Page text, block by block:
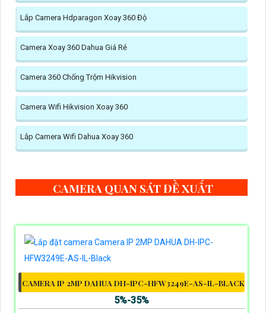
Lắp Camera Hdparagon Xoay 360 Độ
Camera Xoay 360 Dahua Giá Rẻ
Camera 360 Chống Trộm Hikvision
Camera Wifi Hikvision Xoay 360
Lắp Camera Wifi Dahua Xoay 360
CAMERA QUAN SÁT ĐỀ XUẤT
CAMERA IP 2MP DAHUA DH-IPC-HFW3249E-AS-IL-BLACK
5%-35%